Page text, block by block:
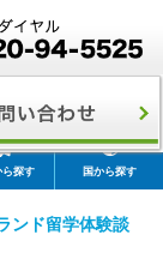
ら探す 国から探す
ンド留学体験談